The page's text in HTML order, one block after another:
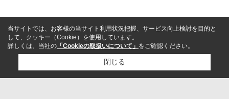
当サイトでは、お客様の当サイト利用状況把握、サービス向上検討を目的と
して、クッキー（Cookie）を使用しています。
詳しくは、当社の 「Cookieの取扱いについて」 をご確認ください。
閉じる